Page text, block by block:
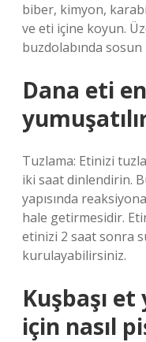
biber, kimyon,
ve eti içine koyun.
buzdolabında
Dana eti en
Tuzlama: Etinizi
iki saat dinlendirin.
yapısında
hale getirmesidir.
etinizi 2 saat sonra
kurulayabilirsiniz.
Kuşbaşı
için nasıl